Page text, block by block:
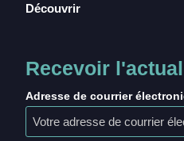
Découvrir
Recevoir
Adresse de courrier